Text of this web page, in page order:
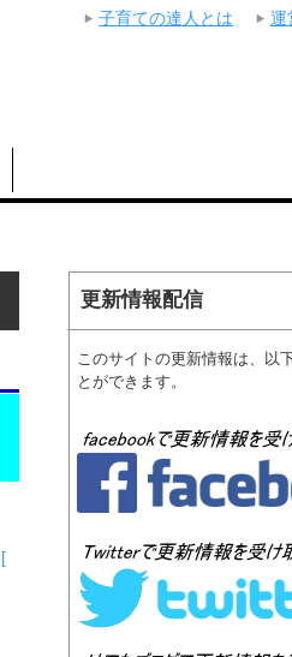
[
更新情報配信
このサイトの更新情報は、以
とができます。
子育ての達人とは 運